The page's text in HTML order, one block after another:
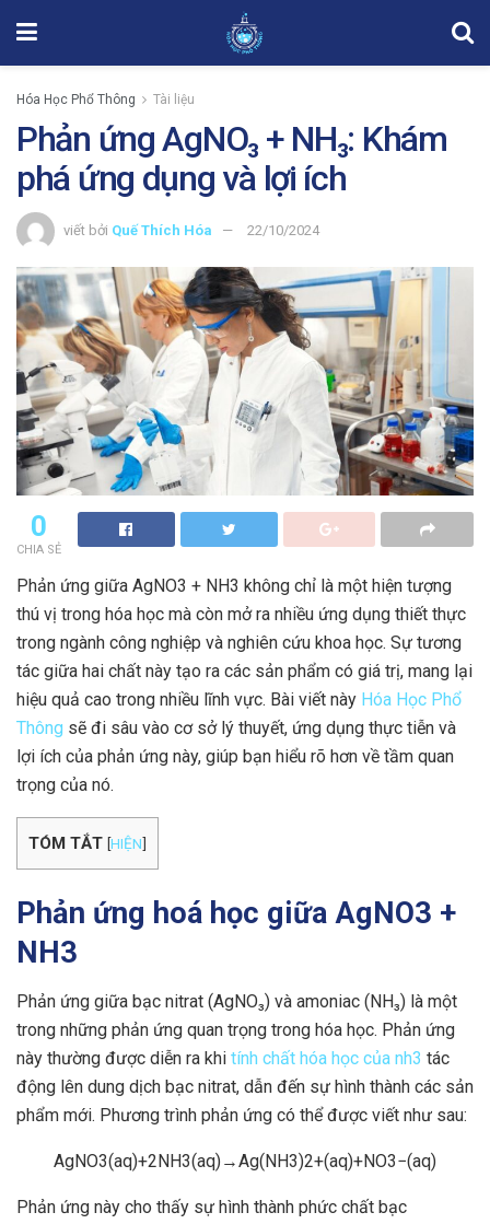
Hóa Học Phổ Thông Tài liệu
Phản ứng AgNO₃ + NH₃: Khám
phá ứng dụng và lợi ích
viết bởi Quế Thích Hóa 22/10/2024
0
CHIA SẺ
Phản ứng giữa AgNO3 + NH3 không chỉ là một hiện tượng
thú vị trong hóa học mà còn mở ra nhiều ứng dụng thiết thực
trong ngành công nghiệp và nghiên cứu khoa học. Sự tương
tác giữa hai chất này tạo ra các sản phẩm có giá trị, mang lại
hiệu quả cao trong nhiều lĩnh vực. Bài viết này Hóa Học Phổ
Thông sẽ đi sâu vào cơ sở lý thuyết, ứng dụng thực tiễn và
lợi ích của phản ứng này, giúp bạn hiểu rõ hơn về tầm quan
trọng của nó.
TÓM TẮT [HIỆN]
Phản ứng hoá học giữa AgNO3 +
NH3
Phản ứng giữa bạc nitrat (AgNO₃) và amoniac (NH₃) là một
trong những phản ứng quan trọng trong hóa học. Phản ứng
này thường được diễn ra khi tính chất hóa học của nh3 tác
động lên dung dịch bạc nitrat, dẫn đến sự hình thành các sản
phẩm mới. Phương trình phản ứng có thể được viết như sau:
AgNO3​(aq)+2NH3​(aq)→Ag(NH3​)2+​(aq)+NO3−​(aq)
Phản ứng này cho thấy sự hình thành phức chất bạc